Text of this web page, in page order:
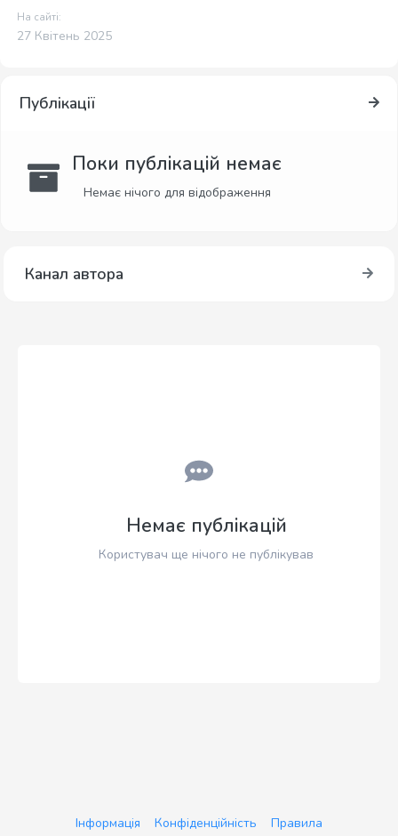
На сайті:
27 Квітень 2025
Канал автора
Немає публікацій
Користувач ще нічого не публікував
Публікації
Поки публікацій немає
Немає нічого для відображення
Інформація Конфіденційність Правила